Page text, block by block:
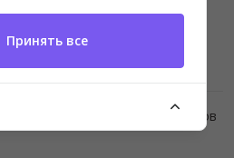
Kraljice Natalije 11
mail@tic.rs, +381 63 173 3142
мероприятий и продажи билетов
Принять все